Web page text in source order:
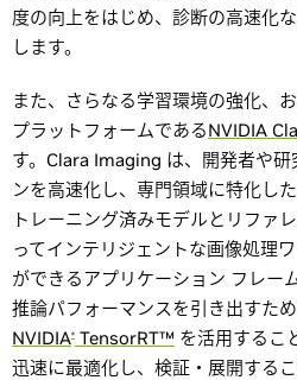
度の向上をはじめ、診断の高速化
します。
また、さらなる学習環境の強化、
プラットフォームであるNVIDIA
す。Clara Imaging は、開発者や研
ンを高速化し、専門領域に特化し
トレーニング済みモデルとリファ
ってインテリジェントな画像処理
ができるアプリケーション フレー
推論パフォーマンスを引き出すた
NVIDIA® TensorRT™ を活用するこ
迅速に最適化し、検証・展開する